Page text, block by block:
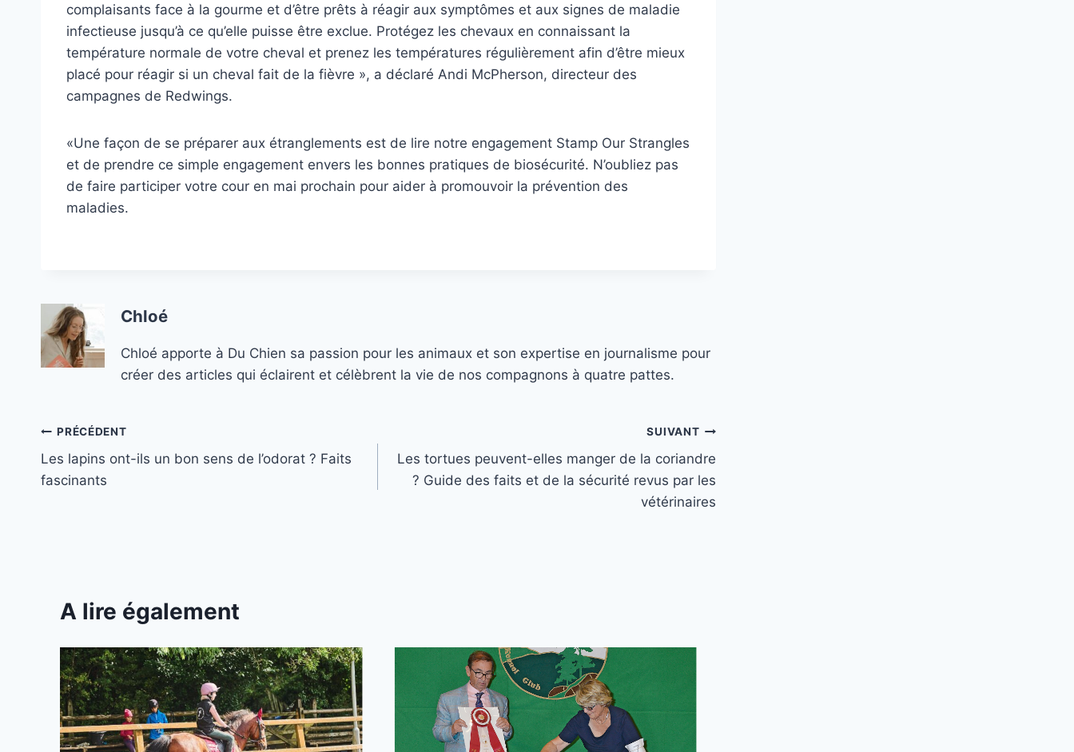
complaisants face à la gourme et d’être prêts à réagir aux symptômes et aux signes de maladie
infectieuse jusqu’à ce qu’elle puisse être exclue. Protégez les chevaux en connaissant la
température normale de votre cheval et prenez les températures régulièrement afin d’être mieux
placé pour réagir si un cheval fait de la fièvre », a déclaré Andi McPherson, directeur des
campagnes de Redwings.
«Une façon de se préparer aux étranglements est de lire notre engagement Stamp Our Strangles
et de prendre ce simple engagement envers les bonnes pratiques de biosécurité. N’oubliez pas
de faire participer votre cour en mai prochain pour aider à promouvoir la prévention des
maladies.
Chloé
Chloé apporte à Du Chien sa passion pour les animaux et son expertise en journalisme pour
créer des articles qui éclairent et célèbrent la vie de nos compagnons à quatre pattes.
Navigation
de
PRÉCÉDENT
Les lapins ont-ils un bon sens de l’odorat ? Faits
fascinants
SUIVANT
Les tortues peuvent-elles manger de la coriandre
? Guide des faits et de la sécurité revus par les
vétérinaires
A lire également